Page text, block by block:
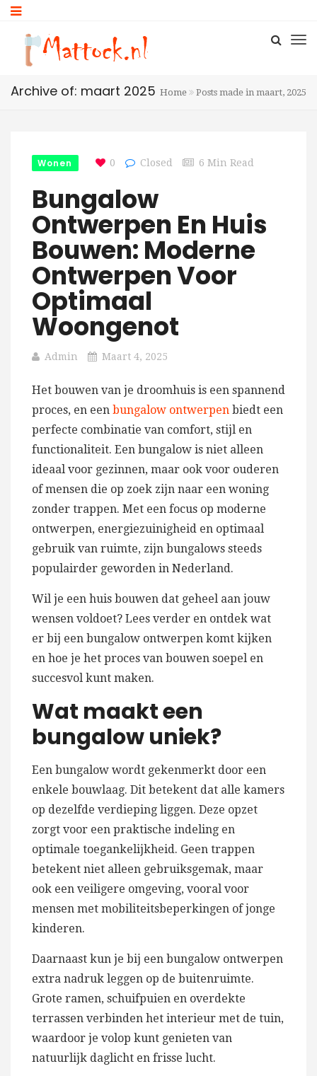
Archive of: maart 2025 Home Posts made in maart, 2025
Wonen 0 Closed 6 Min Read
Bungalow
Ontwerpen En Huis
Bouwen: Moderne
Ontwerpen Voor
Optimaal
Woongenot
Admin Maart 4, 2025
Het bouwen van je droomhuis is een spannend
proces, en een bungalow ontwerpen biedt een
perfecte combinatie van comfort, stijl en
functionaliteit. Een bungalow is niet alleen
ideaal voor gezinnen, maar ook voor ouderen
of mensen die op zoek zijn naar een woning
zonder trappen. Met een focus op moderne
ontwerpen, energiezuinigheid en optimaal
gebruik van ruimte, zijn bungalows steeds
populairder geworden in Nederland.
Wil je een huis bouwen dat geheel aan jouw
wensen voldoet? Lees verder en ontdek wat
er bij een bungalow ontwerpen komt kijken
en hoe je het proces van bouwen soepel en
succesvol kunt maken.
Wat maakt een
bungalow uniek?
Een bungalow wordt gekenmerkt door een
enkele bouwlaag. Dit betekent dat alle kamers
op dezelfde verdieping liggen. Deze opzet
zorgt voor een praktische indeling en
optimale toegankelijkheid. Geen trappen
betekent niet alleen gebruiksgemak, maar
ook een veiligere omgeving, vooral voor
mensen met mobiliteitsbeperkingen of jonge
kinderen.
Daarnaast kun je bij een bungalow ontwerpen
extra nadruk leggen op de buitenruimte.
Grote ramen, schuifpuien en overdekte
terrassen verbinden het interieur met de tuin,
waardoor je volop kunt genieten van
natuurlijk daglicht en frisse lucht.